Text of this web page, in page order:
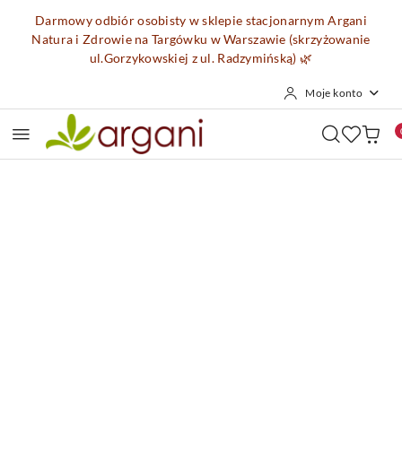
Przejdź do treści głównej
Przejdź do wyszukiwarki
Przejdź do moje konto
Przejdź do menu głównego
Przejdź do opisu produktu
Przejdź do stopki
Darmowy odbiór osobisty w sklepie stacjonarnym Argani
Natura i Zdrowie na Targówku w Warszawie (skrzyżowanie
ul.Gorzykowskiej z ul. Radzymińską) 🌿
Moje konto